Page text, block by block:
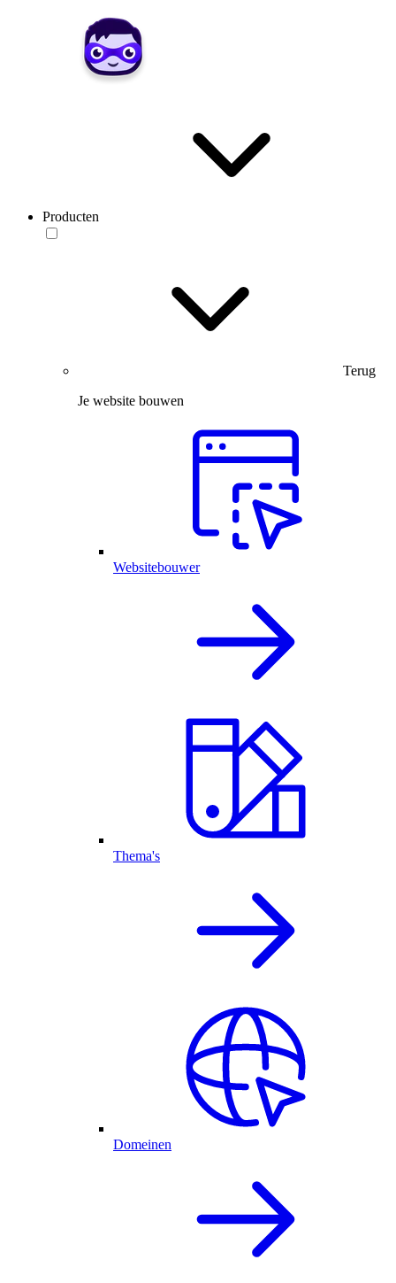
Producten
Terug
Je website bouwen
Websitebouwer
Thema's
Domeinen